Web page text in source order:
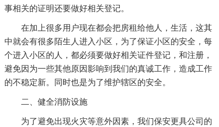
事相关的证明还要做好相关登记。
在加上很多用户现在都会把房租给他人，生活，这其
中就会有很多陌生人进入小区，为了保证小区的安全，每
个进入小区的人，都必须要做好相关证件登记，和注册，
避免因为一些其他原因影响到我们的真诚工作，造成工作
的不稳定新。同时也是为了维护辖区的安全。
二、健全消防设施
为了避免出现火灾等意外因素，我们保安更具公司的